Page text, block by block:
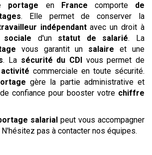
portage en France comporte de
. Elle permet de conserver la
indépendantavec un droit à
d'un statut de salarié. La
vous garantit un salaire et une
. La sécurité du CDI vous permet de
activité commerciale en toute sécurité.
gère la partie administrative et
confiance pour booster votre chiffre
salarial peut vous accompagner
N'hésitez pas à contacter nos équipes.